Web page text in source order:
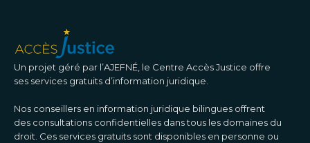
Un projet géré par l’AJEFNÉ, le Centre Accès Justice offre
ses services gratuits d’information juridique.
Nos conseillers en information juridique bilingues offrent
des consultations confidentielles dans tous les domaines du
droit. Ces services gratuits sont disponibles en personne ou